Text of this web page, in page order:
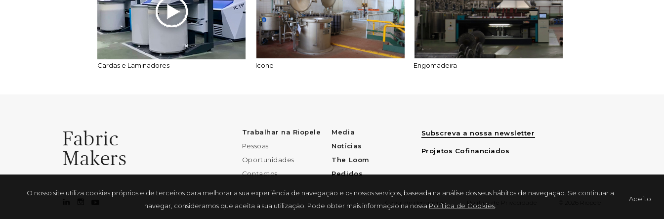
Cardas e Laminadores Icone Engomadeira
Fabric
Makers
Trabalhar na Riopele
Pessoas
Oportunidades
Contactos
Media
Notícias
The Loom
Pedidos
Subscreva a nossa newsletter
Projetos Cofinanciados
Canal de denúncias Política de Privacidade
O nosso site utiliza cookies próprios e de terceiros para melhorar a sua experiência de navegação e os nossos serviços, baseada na análise dos seus hábitos de navegação. Se continuar a
navegar, consideramos que aceita a sua utilização. Pode obter mais informação na nossa Política de Cookies
Aceito